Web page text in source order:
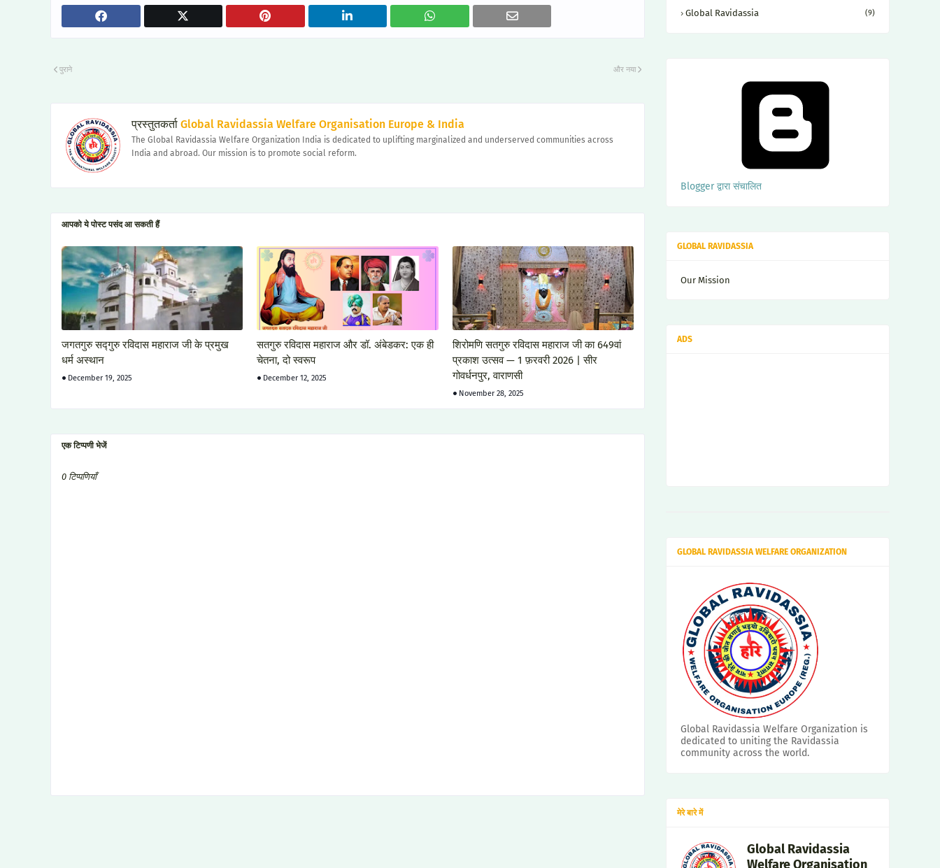
और नया
पुराने
प्रस्तुतकर्ता Global Ravidassia Welfare Organisation Europe & India
The Global Ravidassia Welfare Organization India is dedicated to uplifting marginalized and underserved communities across
India and abroad. Our mission is to promote social reform.
आपको ये पोस्ट पसंद आ सकती हैं
जगतगुरु सद्गुरु रविदास महाराज जी के प्रमुख
धर्म अस्थान
December 19, 2025
सतगुरु रविदास महाराज और डॉ. अंबेडकर: एक ही
चेतना, दो स्वरूप
December 12, 2025
शिरोमणि सतगुरु रविदास महाराज जी का 649वां
प्रकाश उत्सव — 1 फ़रवरी 2026 | सीर
गोवर्धनपुर, वाराणसी
November 28, 2025
एक टिप्पणी भेजें
0 टिप्पणियाँ
Global Ravidassia (9)
Blogger द्वारा संचालित
GLOBAL RAVIDASSIA
Our Mission
ADS
GLOBAL RAVIDASSIA WELFARE ORGANIZATION
Global Ravidassia Welfare Organization is
dedicated to uniting the Ravidassia
community across the world.
मेरे बारे में
Global Ravidassia
Welfare Organisation